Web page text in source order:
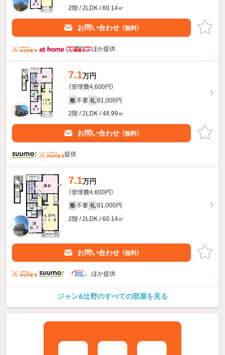
2階 / 2LDK / 60.14㎡
お問い合わせ （無料）
ほか提供
7.1万円
（管理費4,600円）
敷 不要 礼 81,000円
2階 / 2LDK / 48.99㎡
お問い合わせ （無料）
提供
7.1万円
（管理費4,600円）
敷 不要 礼 81,000円
2階 / 2LDK / 60.14㎡
お問い合わせ （無料）
ほか提供
ジャン&辻野のすべての部屋を見る